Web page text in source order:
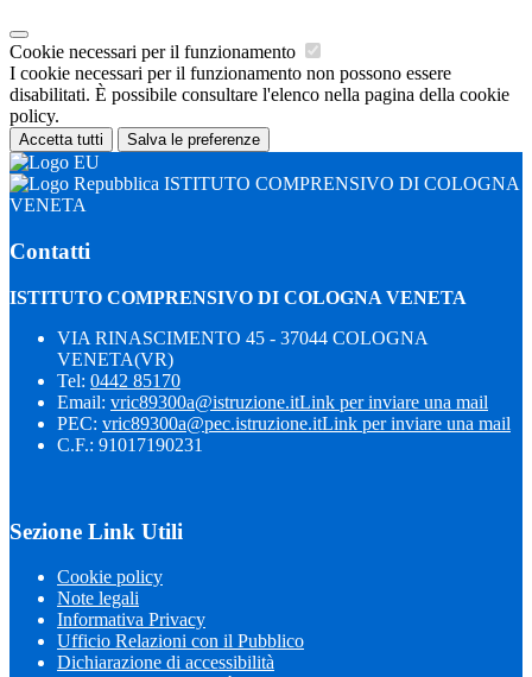
Cookie necessari per il funzionamento
I cookie necessari per il funzionamento non possono essere
disabilitati. È possibile consultare l'elenco nella pagina della cookie
policy.
Accetta tutti Salva le preferenze
ISTITUTO COMPRENSIVO DI COLOGNA
VENETA
Contatti
ISTITUTO COMPRENSIVO DI COLOGNA VENETA
VIA RINASCIMENTO 45 - 37044 COLOGNA
VENETA(VR)
Tel: 0442 85170
Email: vric89300a@istruzione.itLink per inviare una mail
PEC: vric89300a@pec.istruzione.itLink per inviare una mail
C.F.: 91017190231
Sezione Link Utili
Cookie policy
Note legali
Informativa Privacy
Ufficio Relazioni con il Pubblico
Dichiarazione di accessibilità